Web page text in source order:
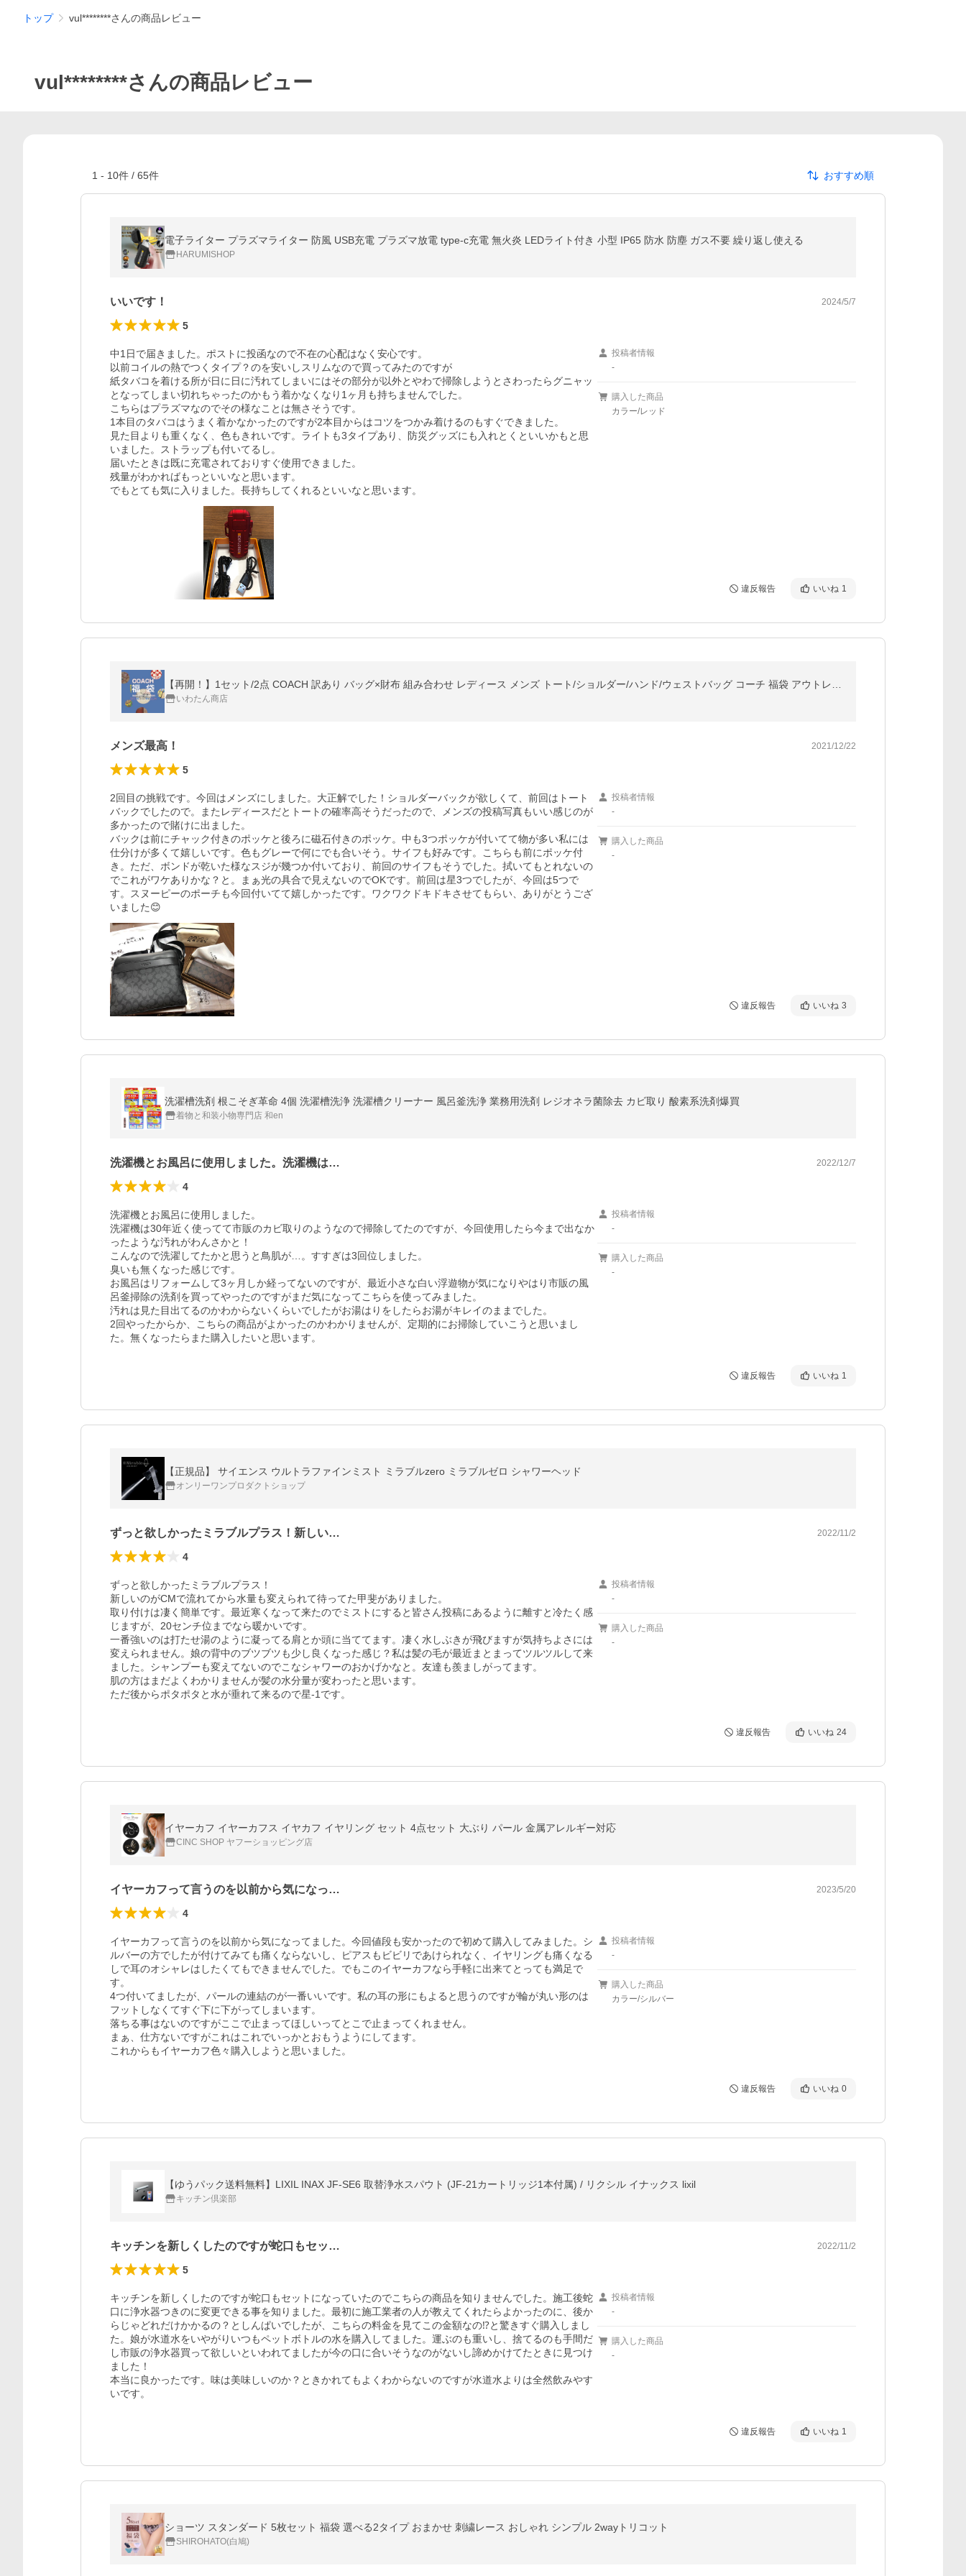
トップ vul********さんの商品レビュー
vul********さんの商品レビュー
1 - 10件 / 65件 おすすめ順
電子ライター プラズマライター 防風 USB充電 プラズマ放電 type-c充電 無火炎 LEDライト付き 小型 IP65 防水 防塵 ガス不要 繰り返し使える
HARUMISHOP
いいです！ 2024/5/7
5
中1日で届きました。ポストに投函なので不在の心配はなく安心です。
以前コイルの熱でつくタイプ？のを安いしスリムなので買ってみたのですが
紙タバコを着ける所が日に日に汚れてしまいにはその部分が以外とやわで掃除しようとさわったらグニャッ
となってしまい切れちゃったのかもう着かなくなり1ヶ月も持ちませんでした。
こちらはプラズマなのでその様なことは無さそうです。
1本目のタバコはうまく着かなかったのですが2本目からはコツをつかみ着けるのもすぐできました。
見た目よりも重くなく、色もきれいです。ライトも3タイプあり、防災グッズにも入れとくといいかもと思
いました。ストラップも付いてるし。
届いたときは既に充電されておりすぐ使用できました。
残量がわかればもっといいなと思います。
でもとても気に入りました。長持ちしてくれるといいなと思います。
投稿者情報
-
購入した商品
カラー/レッド
違反報告 いいね 1
いわたん商店
メンズ最高！ 2021/12/22
5
2回目の挑戦です。今回はメンズにしました。大正解でした！ショルダーバックが欲しくて、前回はトート
バックでしたので。またレディースだとトートの確率高そうだったので、メンズの投稿写真もいい感じのが
多かったので賭けに出ました。
バックは前にチャック付きのポッケと後ろに磁石付きのポッケ。中も3つポッケが付いてて物が多い私には
仕分けが多くて嬉しいです。色もグレーで何にでも合いそう。サイフも好みです。こちらも前にポッケ付
き。ただ、ボンドが乾いた様なスジが幾つか付いており、前回のサイフもそうでした。拭いてもとれないの
でこれがワケありかな？と。まぁ光の具合で見えないのでOKです。前回は星3つでしたが、今回は5つで
す。スヌーピーのポーチも今回付いてて嬉しかったです。ワクワクドキドキさせてもらい、ありがとうござ
いました😊
投稿者情報
-
購入した商品
-
違反報告 いいね 3
洗濯槽洗剤 根こそぎ革命 4個 洗濯槽洗浄 洗濯槽クリーナー 風呂釜洗浄 業務用洗剤 レジオネラ菌除去 カビ取り 酸素系洗剤爆買
着物と和装小物専門店 和en
洗濯機とお風呂に使用しました。洗濯機は… 2022/12/7
4
洗濯機とお風呂に使用しました。
洗濯機は30年近く使ってて市販のカビ取りのようなので掃除してたのですが、今回使用したら今まで出なか
ったような汚れがわんさかと！
こんなので洗濯してたかと思うと鳥肌が…。すすぎは3回位しました。
臭いも無くなった感じです。
お風呂はリフォームして3ヶ月しか経ってないのですが、最近小さな白い浮遊物が気になりやはり市販の風
呂釜掃除の洗剤を買ってやったのですがまだ気になってこちらを使ってみました。
汚れは見た目出てるのかわからないくらいでしたがお湯はりをしたらお湯がキレイのままでした。
2回やったからか、こちらの商品がよかったのかわかりませんが、定期的にお掃除していこうと思いまし
た。無くなったらまた購入したいと思います。
投稿者情報
-
購入した商品
-
違反報告 いいね 1
【正規品】 サイエンス ウルトラファインミスト ミラブルzero ミラブルゼロ シャワーヘッド
オンリーワンプロダクトショップ
ずっと欲しかったミラブルプラス！新しい… 2022/11/2
4
ずっと欲しかったミラブルプラス！
新しいのがCMで流れてから水量も変えられて待ってた甲斐がありました。
取り付けは凄く簡単です。最近寒くなって来たのでミストにすると皆さん投稿にあるように離すと冷たく感
じますが、20センチ位までなら暖かいです。
一番強いのは打たせ湯のように凝ってる肩とか頭に当ててます。凄く水しぶきが飛びますが気持ちよさには
変えられません。娘の背中のブツブツも少し良くなった感じ？私は髪の毛が最近まとまってツルツルして来
ました。シャンプーも変えてないのでこなシャワーのおかげかなと。友達も羨ましがってます。
肌の方はまだよくわかりませんが髪の水分量が変わったと思います。
ただ後からポタポタと水が垂れて来るので星-1です。
投稿者情報
-
購入した商品
-
違反報告 いいね 24
イヤーカフ イヤーカフス イヤカフ イヤリング セット 4点セット 大ぶり パール 金属アレルギー対応
CINC SHOP ヤフーショッピング店
イヤーカフって言うのを以前から気になっ… 2023/5/20
4
イヤーカフって言うのを以前から気になってました。今回値段も安かったので初めて購入してみました。シ
ルバーの方でしたが付けてみても痛くならないし、ピアスもビビリであけられなく、イヤリングも痛くなる
しで耳のオシャレはしたくてもできませんでした。でもこのイヤーカフなら手軽に出来てとっても満足で
す。
4つ付いてましたが、パールの連結のが一番いいです。私の耳の形にもよると思うのですが輪が丸い形のは
フットしなくてすぐ下に下がってしまいます。
落ちる事はないのですがここで止まってほしいってとこで止まってくれません。
まぁ、仕方ないですがこれはこれでいっかとおもうようにしてます。
これからもイヤーカフ色々購入しようと思いました。
投稿者情報
-
購入した商品
カラー/シルバー
違反報告 いいね 0
【ゆうパック送料無料】LIXIL INAX JF-SE6 取替浄水スパウト (JF-21カートリッジ1本付属) / リクシル イナックス lixil
キッチン倶楽部
キッチンを新しくしたのですが蛇口もセッ… 2022/11/2
5
キッチンを新しくしたのですが蛇口もセットになっていたのでこちらの商品を知りませんでした。施工後蛇
口に浄水器つきのに変更できる事を知りました。最初に施工業者の人が教えてくれたらよかったのに、後か
らじゃどれだけかかるの？としんぱいでしたが、こちらの料金を見てこの金額なの⁉︎と驚きすぐ購入しまし
た。娘が水道水をいやがりいつもペットボトルの水を購入してました。運ぶのも重いし、捨てるのも手間だ
し市販の浄水器買って欲しいといわれてましたが今の口に合いそうなのがないし諦めかけてたときに見つけ
ました！
本当に良かったです。味は美味しいのか？ときかれてもよくわからないのですが水道水よりは全然飲みやす
いです。
投稿者情報
-
購入した商品
-
違反報告 いいね 1
ショーツ スタンダード 5枚セット 福袋 選べる2タイプ おまかせ 刺繍レース おしゃれ シンプル 2wayトリコット
SHIROHATO(白鳩)